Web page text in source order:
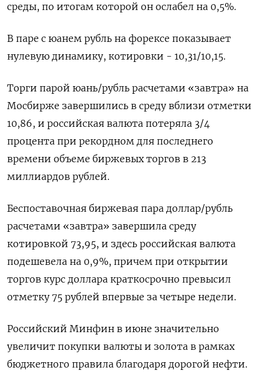
среды, по итогам которой он ослабел на 0,5%.
В паре с юанем рубль на форексе показывает
нулевую динамику, котировки - ​10,31/10,15.
Торги парой юань/рубль расчетами «завтра» на
Мосбирже завершились в среду вблизи отметки
10,86, и российская валюта потеряла 3/4
процента при ‌рекордном для последнего
времени объеме биржевых торгов в 213
миллиардов рублей.
Беспоставочная биржевая пара доллар/рубль
расчетами «завтра» завершила среду
котировкой 73,95, ​и здесь российская валюта
подешевела на 0,9%, причем при открытии
торгов курс доллара краткосрочно превысил
отметку 75 рублей впервые за ‌четыре недели.
Российский Минфин в июне значительно
увеличит покупки валюты и золота в рамках
бюджетного правила благодаря дорогой нефти.